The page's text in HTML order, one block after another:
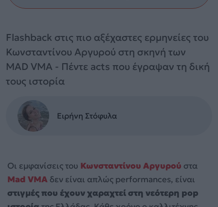
Flashback στις πιο αξέχαστες ερμηνείες του
Κωνσταντίνου Αργυρού στη σκηνή των
MAD VMA - Πέντε acts που έγραψαν τη δική
τους ιστορία
Ειρήνη Στόφυλα
Οι εμφανίσεις του Κωνσταντίνου Αργυρού στα
Mad VMA δεν είναι απλώς performances, είναι
στιγμές που έχουν χαραχτεί στη νεότερη pop